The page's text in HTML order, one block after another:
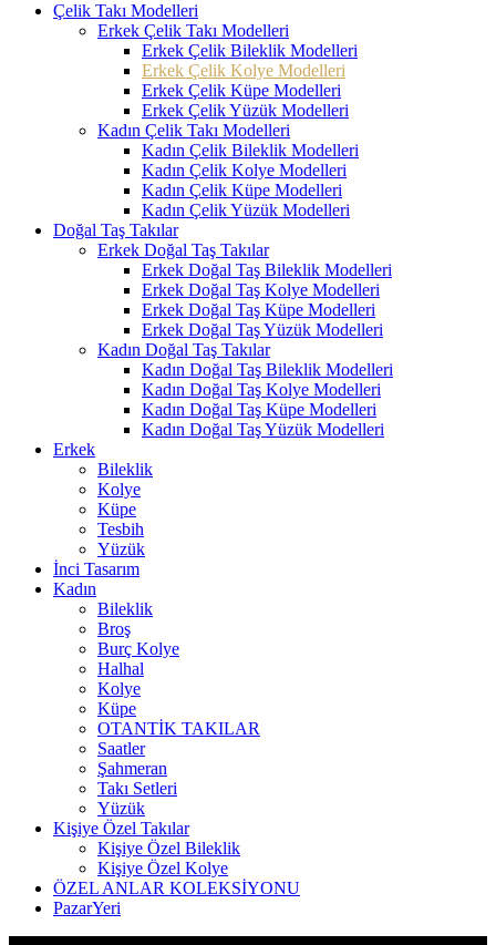
Çelik Takı Modelleri
Erkek Çelik Takı Modelleri
Erkek Çelik Bileklik Modelleri
Erkek Çelik Kolye Modelleri
Erkek Çelik Küpe Modelleri
Erkek Çelik Yüzük Modelleri
Kadın Çelik Takı Modelleri
Kadın Çelik Bileklik Modelleri
Kadın Çelik Kolye Modelleri
Kadın Çelik Küpe Modelleri
Kadın Çelik Yüzük Modelleri
Doğal Taş Takılar
Erkek Doğal Taş Takılar
Erkek Doğal Taş Bileklik Modelleri
Erkek Doğal Taş Kolye Modelleri
Erkek Doğal Taş Küpe Modelleri
Erkek Doğal Taş Yüzük Modelleri
Kadın Doğal Taş Takılar
Kadın Doğal Taş Bileklik Modelleri
Kadın Doğal Taş Kolye Modelleri
Kadın Doğal Taş Küpe Modelleri
Kadın Doğal Taş Yüzük Modelleri
Erkek
Bileklik
Kolye
Küpe
Tesbih
Yüzük
İnci Tasarım
Kadın
Bileklik
Broş
Burç Kolye
Halhal
Kolye
Küpe
OTANTİK TAKILAR
Saatler
Şahmeran
Takı Setleri
Yüzük
Kişiye Özel Takılar
Kişiye Özel Bileklik
Kişiye Özel Kolye
ÖZEL ANLAR KOLEKSİYONU
PazarYeri